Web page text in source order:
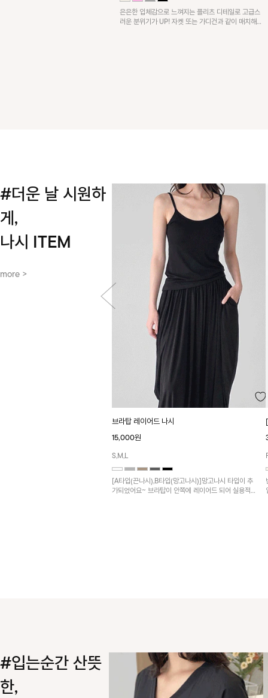
은은한 입체감으로 느껴지는 플리츠 디테일로 고급스
러운 분위기가 UP! 자켓 또는 가디건과 같이 매치해
#더운 날 시원하
게,
나시 ITEM
more >
브라탑 레이어드 나시
15,000원
S,M,L
[A타입(끈나시),B타입(망고나시)]망고나시 타입이 추
가되었어요~ 브라탑이 안쪽에 레이어드 되어 실용적
#입는순간 산뜻
한,